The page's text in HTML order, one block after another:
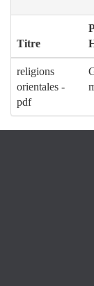
Titre
religions
orientales -
pdf